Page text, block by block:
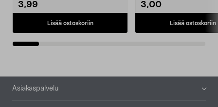
3,99
Lisää ostoskoriin
3,00
Lisää ostoskoriin
Alatunniste
Asiakaspalvelu